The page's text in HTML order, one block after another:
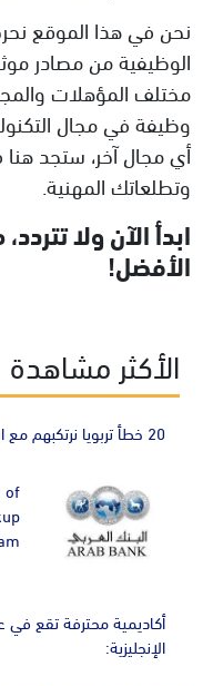
نحن في هذا الموقع
الوظيفية من مصادر
مختلف المؤهلات
وظيفة في مجال
أي مجال آخر، ستجد
وتطلعاتك المهنية.
ابدأ الآن ولا
الأفضل!
الأكثر مشاهدة
20 خطأ تربويا نرتكبهم مع ابنائنا
of
أكاديمية محترفة تقع
الإنجليزية: